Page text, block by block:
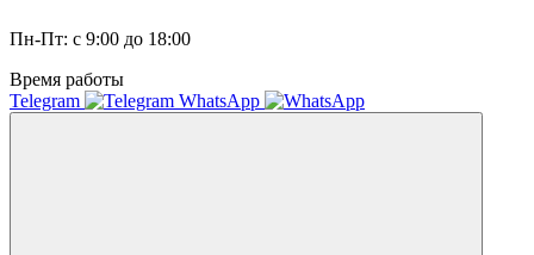
Пн-Пт: с 9:00 до 18:00
Время работы
Telegram
WhatsApp